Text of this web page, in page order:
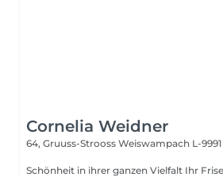
Cornelia Weidner
64, Gruuss-Strooss Weiswampach L-9991
Schönheit in ihrer ganzen Vielfalt Ihr Friseursalon mit Rundum-